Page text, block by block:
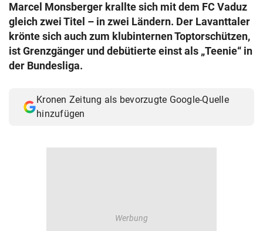
Marcel Monsberger krallte sich mit dem FC Vaduz
gleich zwei Titel – in zwei Ländern. Der Lavanttaler
krönte sich auch zum klubinternen Toptorschützen,
ist Grenzgänger und debütierte einst als „Teenie“ in
der Bundesliga.
Kronen Zeitung als bevorzugte Google-Quelle
hinzufügen